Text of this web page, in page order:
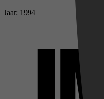
Jaar: 1994